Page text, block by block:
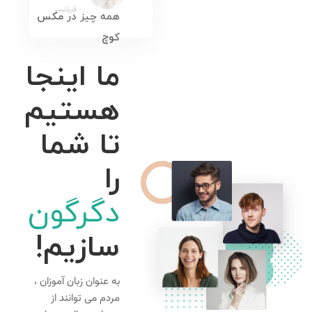
فریلنسر
همه چیز درمکس
کوچ
ما اینجا
هستیم
تا شما
را
دگرگون
سازیم!
به عنوان زبان آموزان ،
مردم می توانند از